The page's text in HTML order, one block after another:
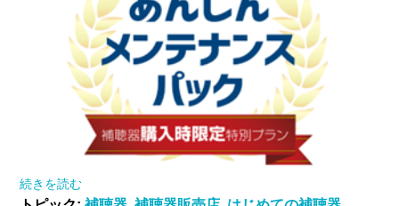
続きを読む